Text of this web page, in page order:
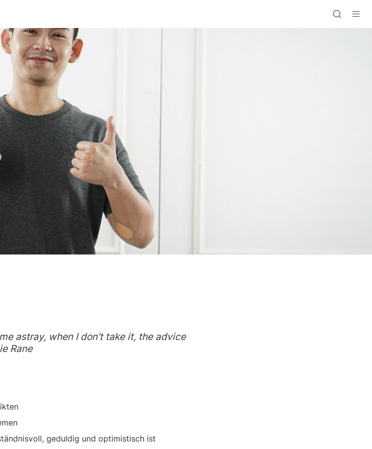
astray, when I don't take it, the advice
Rane
geduldig und optimistisch ist